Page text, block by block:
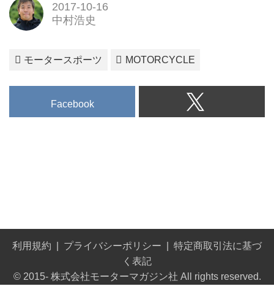
2017-10-16
中村浩史
モータースポーツ MOTORCYCLE
Facebook
利用規約 プライバシーポリシー
特定商取引法に基づ
く表記
© 2015- 株式会社モーターマガジン社 All rights reserved.